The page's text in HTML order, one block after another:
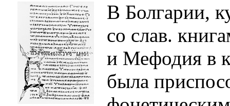
В Болгарии,
со слав.
и Мефодия в
была